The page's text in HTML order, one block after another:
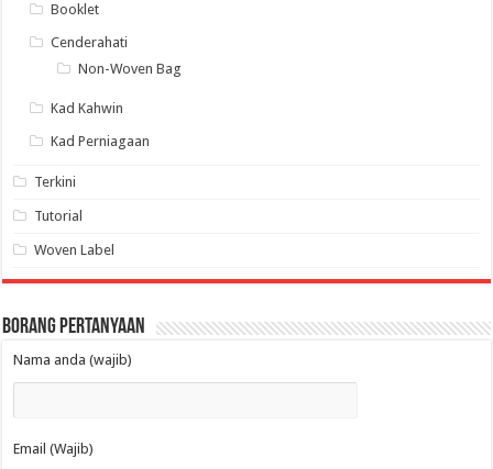
Booklet
Cenderahati
Non-Woven Bag
Kad Kahwin
Kad Perniagaan
Terkini
Tutorial
Woven Label
Borang Pertanyaan
Nama anda (wajib)
Email (Wajib)